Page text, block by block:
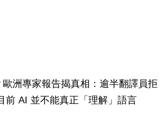
洲專家報告揭真相：逾半翻譯員拒
前 AI 並不能真正「理解」語言